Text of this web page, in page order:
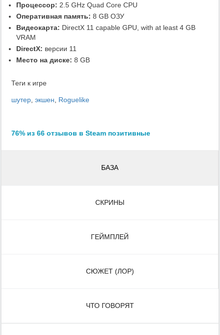
Процессор: 2.5 GHz Quad Core CPU
Оперативная память: 8 GB ОЗУ
Видеокарта: DirectX 11 capable GPU, with at least 4 GB
VRAM
DirectX: версии 11
Место на диске: 8 GB
Теги к игре
шутер экшен Roguelike
76% из 66 отзывов в Steam позитивные
БАЗА
СКРИНЫ
ГЕЙМПЛЕЙ
СЮЖЕТ (ЛОР)
ЧТО ГОВОРЯТ